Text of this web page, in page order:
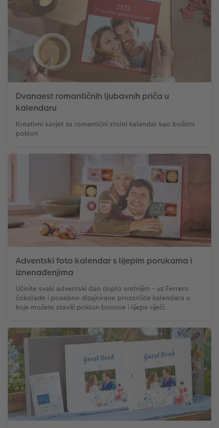
Dvanaest romantičnih ljubavnih priča u
kalendaru
Kreativni savjet za romantični stolni kalendar kao božićni
poklon
Adventski foto kalendar s lijepim porukama i
iznenađenjima
Učinite svaki adventski dan duplo sretnijim - uz Ferrero
čokolade i posebno dizajnirane prozorčiće kalendara u
koje možete staviti poklon bonove i lijepe riječi.